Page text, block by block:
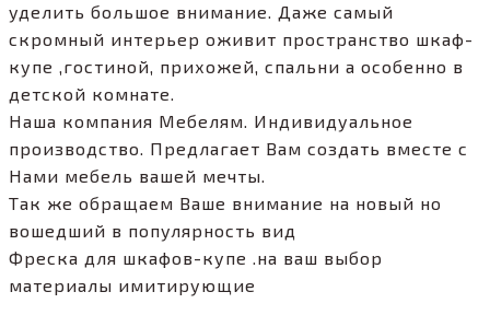
уделить большое внимание. Даже самый
скромный интерьер оживит пространство шкаф-
купе ,гостиной, прихожей, спальни а особенно в
детской комнате.
Наша компания Мебелям. Индивидуальное
производство. Предлагает Вам создать вместе с
Нами мебель вашей мечты.
Так же обращаем Ваше внимание на новый но
вошедший в популярность вид
Фреска для шкафов-купе .на ваш выбор
материалы имитирующие